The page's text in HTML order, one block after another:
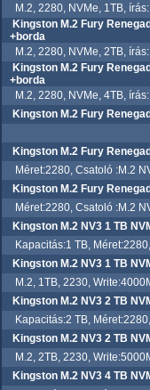
M.2, 2280, NVMe, 1TB,
Kingston M.2 Fury
+borda
M.2, 2280, NVMe, 2TB,
Kingston M.2 Fury
+borda
M.2, 2280, NVMe, 4TB,
Kingston M.2 Fury
Kingston M.2 Fury
Méret:2280, Csatoló :M.2
Kingston M.2 Fury
Méret:2280, Csatoló :M.2
Kingston M.2 NV3 1 TB
Kapacitás:1 TB,
Kingston M.2 NV3 1 TB
M.2, 1TB, 2230,
Kingston M.2 NV3 2 TB
Kapacitás:2 TB,
Kingston M.2 NV3 2 TB
M.2, 2TB, 2230,
Kingston M.2 NV3 4 TB